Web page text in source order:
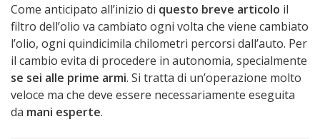
Come anticipato all’inizio di questo breve articolo il
filtro dell’olio va cambiato ogni volta che viene cambiato
l’olio, ogni quindicimila chilometri percorsi dall’auto. Per
il cambio evita di procedere in autonomia, specialmente
se sei alle prime armi. Si tratta di un’operazione molto
veloce ma che deve essere necessariamente eseguita
da mani esperte.